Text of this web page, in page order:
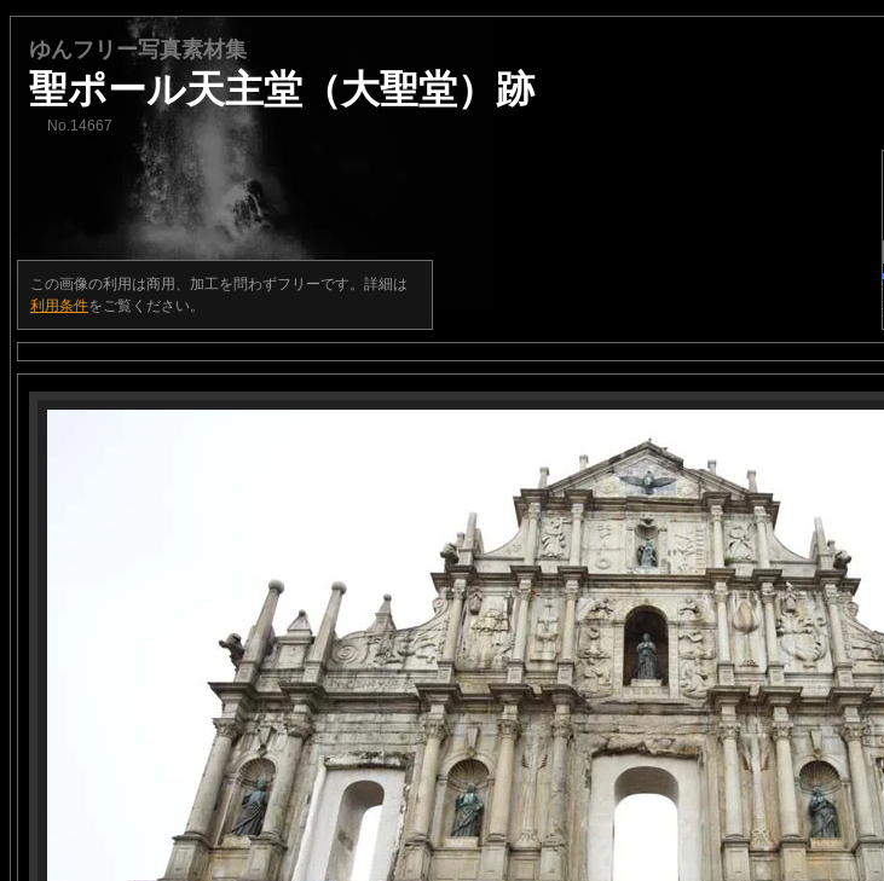
ゆんフリー写真素材集
聖ポール天主堂（大聖堂）跡
No.14667
この画像の利用は商用、加工を問わずフリーです。詳細は
利用条件をご覧ください。